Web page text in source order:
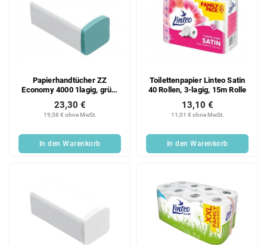
Papierhandtücher ZZ
Economy 4000 1lagig, grün,
Karton
19,58 € ohne MwSt.
23,30 €
In den Warenkorb
Toilettenpapier Linteo Satin
40 Rollen, 3-lagig, 15m Rolle
11,01 € ohne MwSt.
13,10 €
In den Warenkorb